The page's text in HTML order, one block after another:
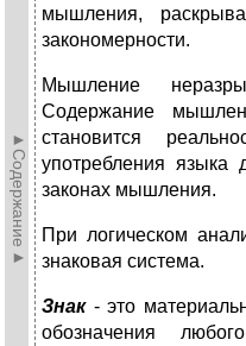
►Содержание►
мышления,
закономерности.
Мышление
Содержание
становится
употребления
законах мышления.
При логическом
знаковая сис­тема.
Знак - это
обозначения